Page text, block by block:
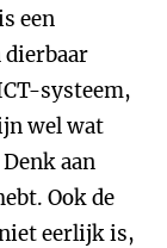
een
dierbaar
systeem,
wel wat
aan
Ook de
eerlijk is,